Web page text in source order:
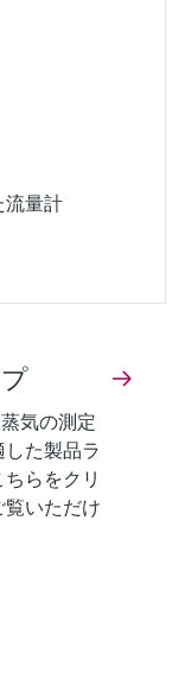
流量計
気の測定
た製品ラ
らをクリ
いただけ